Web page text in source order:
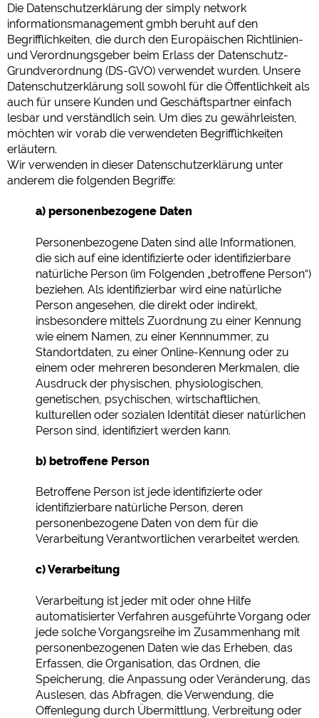
Die Datenschutzerklärung der simply network
informationsmanagement gmbh beruht auf den
Begrifflichkeiten, die durch den Europäischen Richtlinien-
und Verordnungsgeber beim Erlass der Datenschutz-
Grundverordnung (DS-GVO) verwendet wurden. Unsere
Datenschutzerklärung soll sowohl für die Öffentlichkeit als
auch für unsere Kunden und Geschäftspartner einfach
lesbar und verständlich sein. Um dies zu gewährleisten,
möchten wir vorab die verwendeten Begrifflichkeiten
erläutern.
Wir verwenden in dieser Datenschutzerklärung unter
anderem die folgenden Begriffe:
a) personenbezogene Daten
Personenbezogene Daten sind alle Informationen,
die sich auf eine identifizierte oder identifizierbare
natürliche Person (im Folgenden „betroffene Person“)
beziehen. Als identifizierbar wird eine natürliche
Person angesehen, die direkt oder indirekt,
insbesondere mittels Zuordnung zu einer Kennung
wie einem Namen, zu einer Kennnummer, zu
Standortdaten, zu einer Online-Kennung oder zu
einem oder mehreren besonderen Merkmalen, die
Ausdruck der physischen, physiologischen,
genetischen, psychischen, wirtschaftlichen,
kulturellen oder sozialen Identität dieser natürlichen
Person sind, identifiziert werden kann.
b) betroffene Person
Betroffene Person ist jede identifizierte oder
identifizierbare natürliche Person, deren
personenbezogene Daten von dem für die
Verarbeitung Verantwortlichen verarbeitet werden.
c) Verarbeitung
Verarbeitung ist jeder mit oder ohne Hilfe
automatisierter Verfahren ausgeführte Vorgang oder
jede solche Vorgangsreihe im Zusammenhang mit
personenbezogenen Daten wie das Erheben, das
Erfassen, die Organisation, das Ordnen, die
Speicherung, die Anpassung oder Veränderung, das
Auslesen, das Abfragen, die Verwendung, die
Offenlegung durch Übermittlung, Verbreitung oder